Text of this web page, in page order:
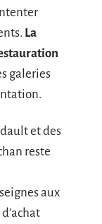
La
galeries
et des
reste
aux